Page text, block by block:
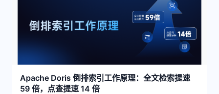
Apache Doris 倒排索引工作原理：全文检索提速
59 倍，点查提速 14 倍